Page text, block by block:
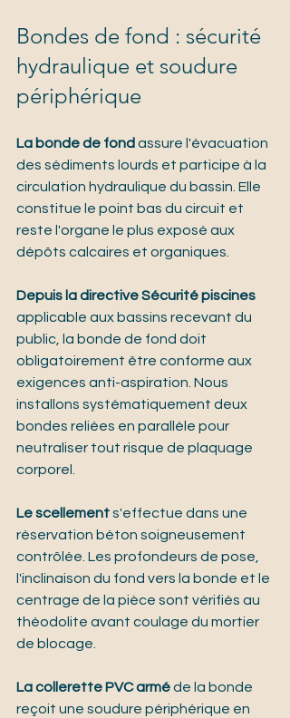
Bondes de fond : sécurité
hydraulique et soudure
périphérique
La bonde de fond assure l'évacuation
des sédiments lourds et participe à la
circulation hydraulique du bassin. Elle
constitue le point bas du circuit et
reste l'organe le plus exposé aux
dépôts calcaires et organiques.
Depuis la directive Sécurité piscines
applicable aux bassins recevant du
public, la bonde de fond doit
obligatoirement être conforme aux
exigences anti-aspiration. Nous
installons systématiquement deux
bondes reliées en parallèle pour
neutraliser tout risque de plaquage
corporel.
Le scellement s'effectue dans une
réservation béton soigneusement
contrôlée. Les profondeurs de pose,
l'inclinaison du fond vers la bonde et le
centrage de la pièce sont vérifiés au
théodolite avant coulage du mortier
de blocage.
La collerette PVC armé de la bonde
reçoit une soudure périphérique en